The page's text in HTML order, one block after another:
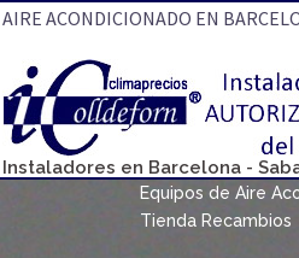
Saltar
contenido
AIRE ACONDICIONADO EN
Instaladores en Barcelona -
Equipos de Aire
Tienda Recambios